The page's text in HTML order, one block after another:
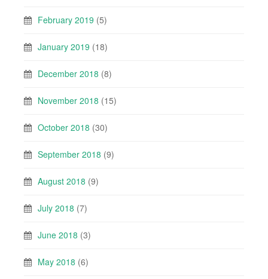
February 2019 (5)
January 2019 (18)
December 2018 (8)
November 2018 (15)
October 2018 (30)
September 2018 (9)
August 2018 (9)
July 2018 (7)
June 2018 (3)
May 2018 (6)